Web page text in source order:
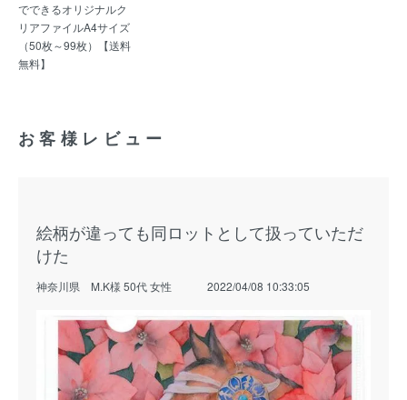
でできるオリジナルク
リアファイルA4サイズ
（50枚～99枚）【送料
無料】
お客様レビュー
絵柄が違っても同ロットとして扱っていただ
けた
神奈川県 M.K様 50代 女性 2022/04/08 10:33:05